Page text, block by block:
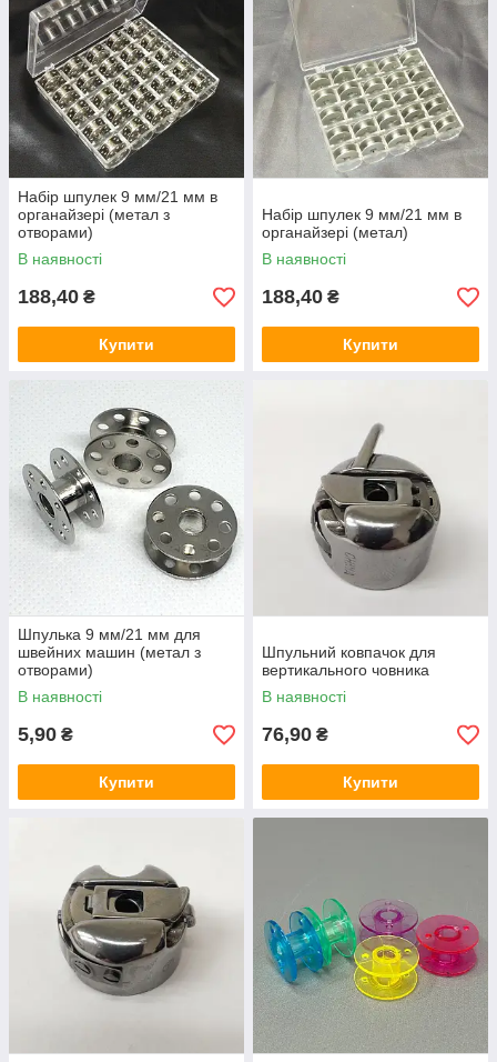
Набір шпулек 9 мм/21 мм в
органайзері (метал з
отворами)
В наявності
188,40 ₴
Купити
Набір шпулек 9 мм/21 мм в
органайзері (метал)
В наявності
188,40 ₴
Купити
Шпулька 9 мм/21 мм для
швейних машин (метал з
отворами)
В наявності
5,90 ₴
Купити
Шпульний ковпачок для
вертикального човника
В наявності
76,90 ₴
Купити